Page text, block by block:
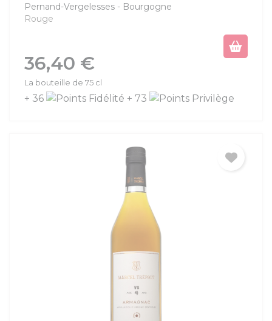
Pernand-Vergelesses
Bourgogne
Rouge
Prix
36,40 €
La bouteille de 75 cl
+ 36 + 73